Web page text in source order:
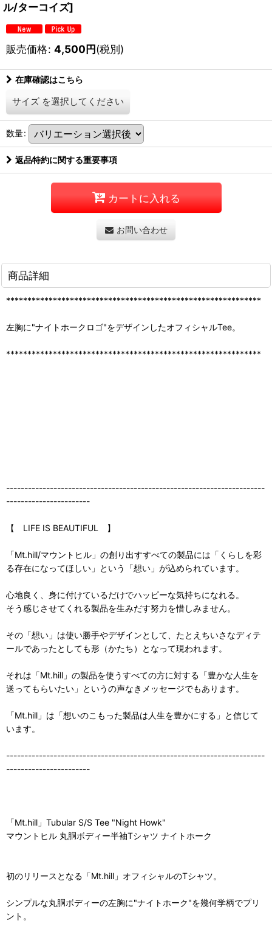
ル/ターコイズ]
販売価格: 4,500円(税別)
在庫確認はこちら
サイズ を選択してください
数量:
返品特約に関する重要事項
カートに入れる
お問い合わせ
商品詳細
************************************************************
左胸に"ナイトホークロゴ"をデザインしたオフィシャルTee。
************************************************************
-----------------------------------------------------------------------
-----------------------
【 LIFE IS BEAUTIFUL 】
「Mt.hill/マウントヒル」の創り出すすべての製品には「くらしを彩
る存在になってほしい」という「想い」が込められています。
心地良く、身に付けているだけでハッピーな気持ちになれる。
そう感じさせてくれる製品を生みだす努力を惜しみません。
その「想い」は使い勝手やデザインとして、たとえちいさなディテ
ールであったとしても形（かたち）となって現われます。
それは「Mt.hill」の製品を使うすべての方に対する「豊かな人生を
送ってもらいたい」というの声なきメッセージでもあります。
「Mt.hill」は「想いのこもった製品は人生を豊かにする」と信じて
います。
-----------------------------------------------------------------------
-----------------------
「Mt.hill」Tubular S/S Tee "Night Howk"
マウントヒル 丸胴ボディー半袖Tシャツ ナイトホーク
初のリリースとなる「Mt.hill」オフィシャルのTシャツ。
シンプルな丸胴ボディーの左胸に"ナイトホーク"を幾何学柄でプリ
ント。